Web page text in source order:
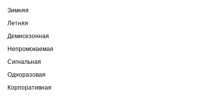
Зимняя
Летняя
Демисезонная
Непромокаемая
Сигнальная
Одноразовая
Корпоративная